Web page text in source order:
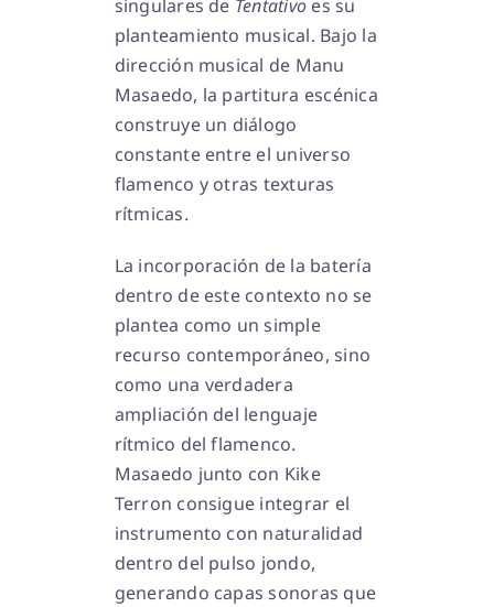
singulares de Tentativo es su
planteamiento musical. Bajo la
dirección musical de Manu
Masaedo, la partitura escénica
construye un diálogo
constante entre el universo
flamenco y otras texturas
rítmicas.
La incorporación de la batería
dentro de este contexto no se
plantea como un simple
recurso contemporáneo, sino
como una verdadera
ampliación del lenguaje
rítmico del flamenco.
Masaedo junto con Kike
Terron consigue integrar el
instrumento con naturalidad
dentro del pulso jondo,
generando capas sonoras que